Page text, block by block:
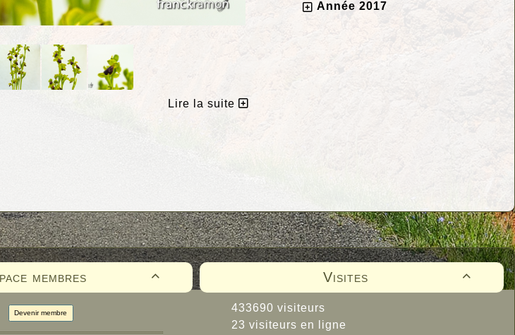
Lire la suite
Année 2017

membres
Devenir membre

Visites
433690 visiteurs
23 visiteurs en ligne